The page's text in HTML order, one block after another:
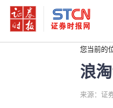
您当前的
浪
来源：证